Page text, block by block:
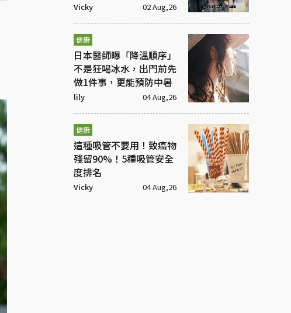
Vicky 02 Aug,26
健康
日本醫師曝「降溫順序」
不是狂喝冰水，出門前先
做1件事，更能預防中暑
lily 04 Aug,26
健康
這種吸管不要用！致癌物
殘留90%！5種吸管安全
度排名
Vicky 04 Aug,26